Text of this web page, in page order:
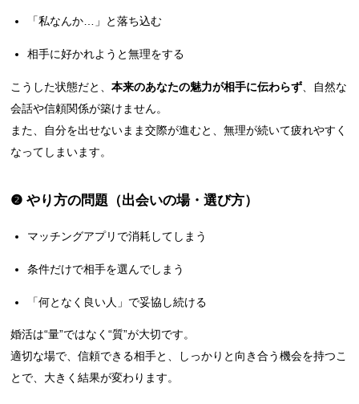
「私なんか…」と落ち込む
相手に好かれようと無理をする
こうした状態だと、本来のあなたの魅力が相手に伝わらず 、自然な
会話や信頼関係が築けません。
また、自分を出せないまま交際が進むと、無理が続いて疲れやすく
なってしまいます。
❷ やり方の問題（出会いの場・選び方）
マッチングアプリで消耗してしまう
条件だけで相手を選んでしまう
「何となく良い人」で妥協し続ける
婚活は“量”ではなく“質”が大切です。
適切な場で、信頼できる相手と、しっかりと向き合う機会を持つこ
とで、大きく結果が変わります。